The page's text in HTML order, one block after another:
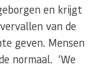
en krijgt
van de
geven. Mensen
normaal. ‘We